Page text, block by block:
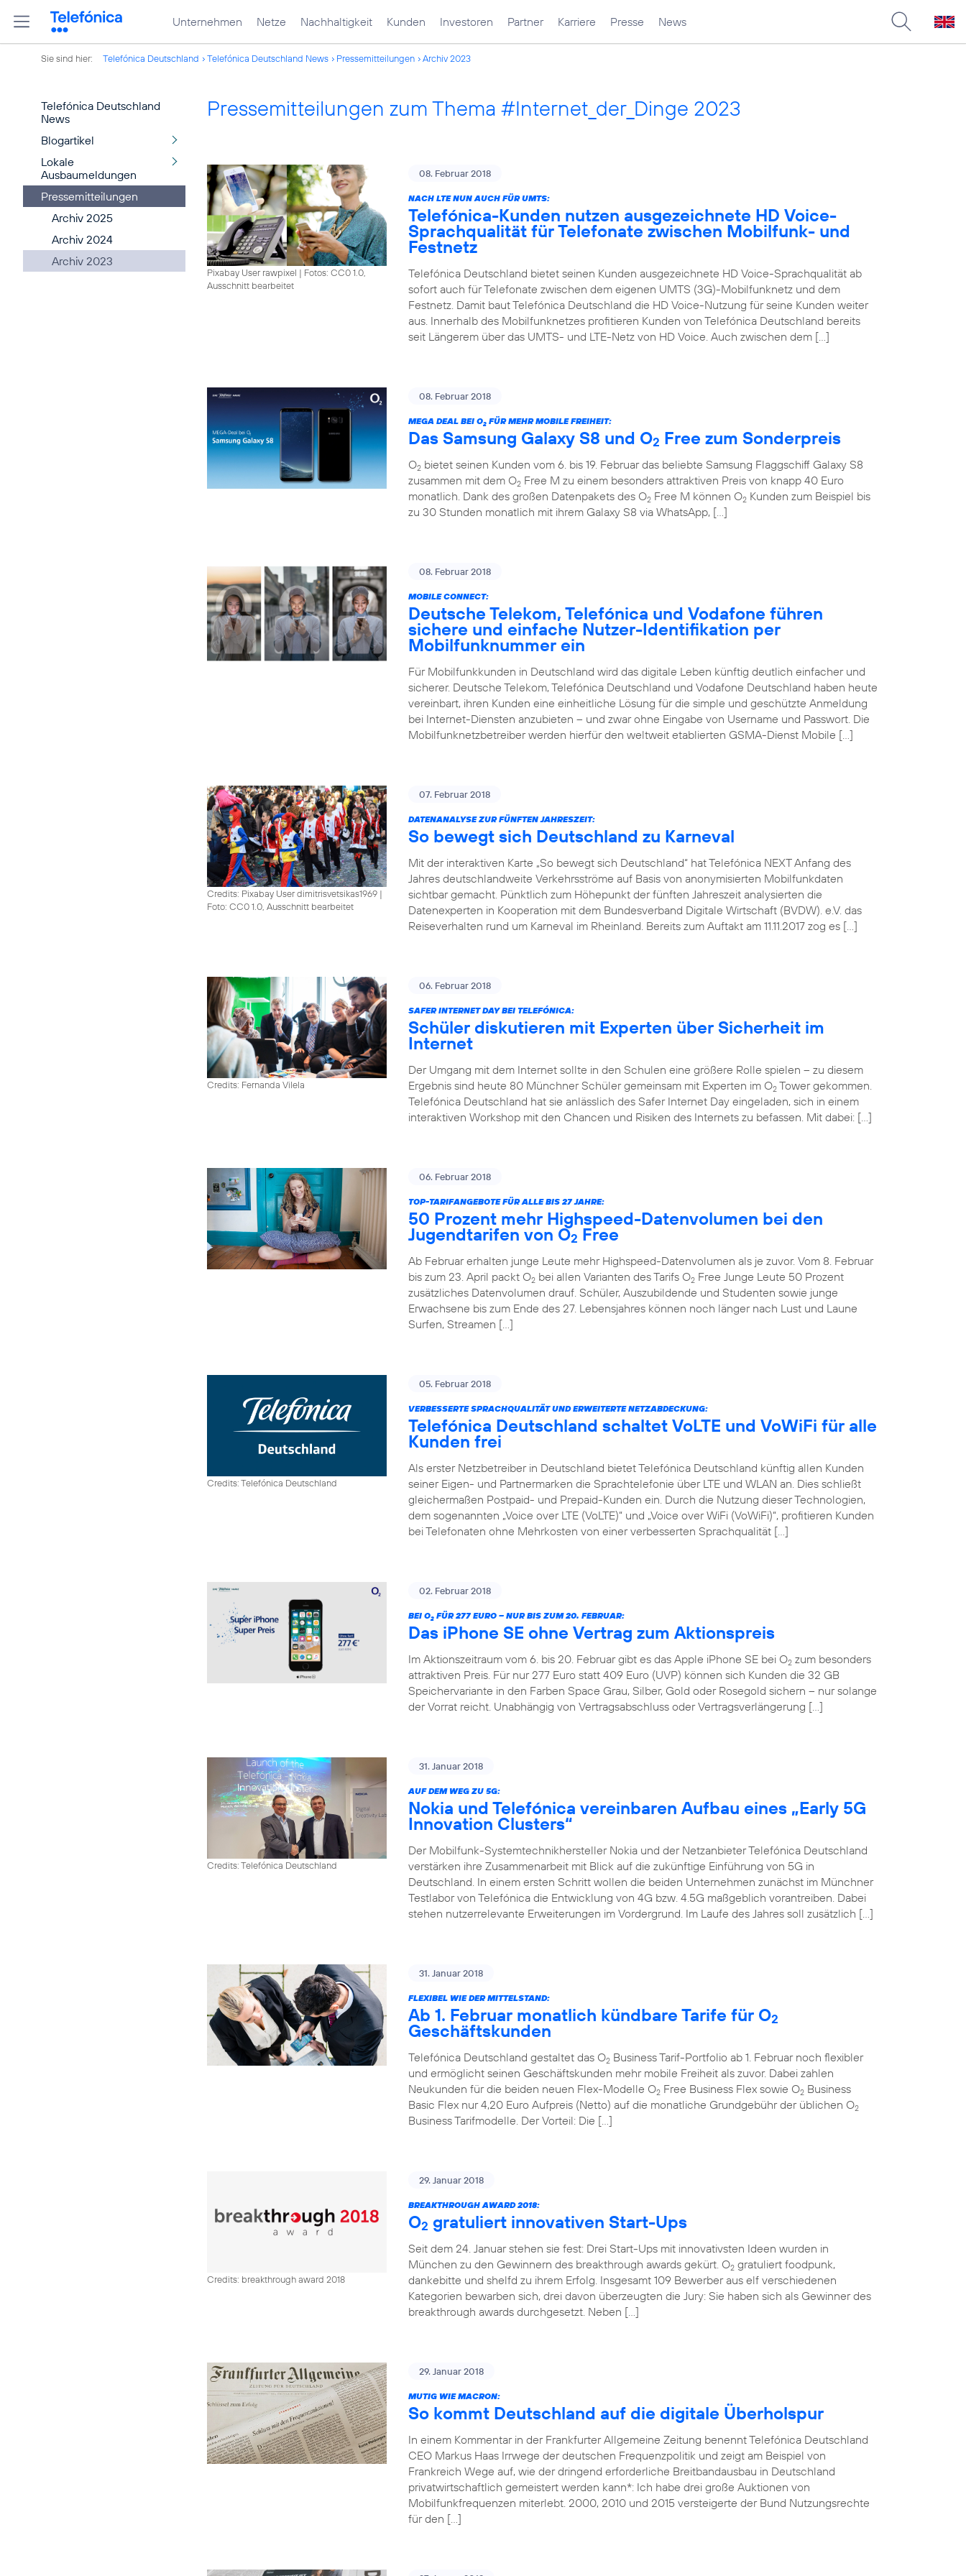
Unternehmen Netze Nachhaltigkeit Kunden Investoren Partner Karriere Presse News
Sie sind hier: Telefónica Deutschland Telefónica Deutschland News Pressemitteilungen Archiv 2023
Telefónica Deutschland
News
Blogartikel
Lokale
Ausbaumeldungen
Pressemitteilungen
Archiv 2025
Archiv 2024
Archiv 2023
Pressemitteilungen zum Thema #Internet_der_Dinge 2023
Pixabay User rawpixel | Fotos: CC0 1.0,
Ausschnitt bearbeitet
08. Februar 2018
NACH LTE NUN AUCH FÜR UMTS:
Telefónica-Kunden nutzen ausgezeichnete HD Voice-
Sprachqualität für Telefonate zwischen Mobilfunk- und
Festnetz
Telefónica Deutschland bietet seinen Kunden ausgezeichnete HD Voice-Sprachqualität ab
sofort auch für Telefonate zwischen dem eigenen UMTS (3G)-Mobilfunknetz und dem
Festnetz. Damit baut Telefónica Deutschland die HD Voice-Nutzung für seine Kunden weiter
aus. Innerhalb des Mobilfunknetzes profitieren Kunden von Telefónica Deutschland bereits
seit Längerem über das UMTS- und LTE-Netz von HD Voice. Auch zwischen dem […]
08. Februar 2018
MEGA DEAL BEI O2 FÜR MEHR MOBILE FREIHEIT:
Das Samsung Galaxy S8 und O2 Free zum Sonderpreis
O2 bietet seinen Kunden vom 6. bis 19. Februar das beliebte Samsung Flaggschiff Galaxy S8
zusammen mit dem O2 Free M zu einem besonders attraktiven Preis von knapp 40 Euro
monatlich. Dank des großen Datenpakets des O2 Free M können O2 Kunden zum Beispiel bis
zu 30 Stunden monatlich mit ihrem Galaxy S8 via WhatsApp, […]
08. Februar 2018
MOBILE CONNECT:
Deutsche Telekom, Telefónica und Vodafone führen
sichere und einfache Nutzer-Identifikation per
Mobilfunknummer ein
Für Mobilfunkkunden in Deutschland wird das digitale Leben künftig deutlich einfacher und
sicherer. Deutsche Telekom, Telefónica Deutschland und Vodafone Deutschland haben heute
vereinbart, ihren Kunden eine einheitliche Lösung für die simple und geschützte Anmeldung
bei Internet-Diensten anzubieten – und zwar ohne Eingabe von Username und Passwort. Die
Mobilfunknetzbetreiber werden hierfür den weltweit etablierten GSMA-Dienst Mobile […]
Credits: Pixabay User dimitrisvetsikas1969 |
Foto: CC0 1.0, Ausschnitt bearbeitet
07. Februar 2018
DATENANALYSE ZUR FÜNFTEN JAHRESZEIT:
So bewegt sich Deutschland zu Karneval
Mit der interaktiven Karte „So bewegt sich Deutschland“ hat Telefónica NEXT Anfang des
Jahres deutschlandweite Verkehrsströme auf Basis von anonymisierten Mobilfunkdaten
sichtbar gemacht. Pünktlich zum Höhepunkt der fünften Jahreszeit analysierten die
Datenexperten in Kooperation mit dem Bundesverband Digitale Wirtschaft (BVDW). e.V. das
Reiseverhalten rund um Karneval im Rheinland. Bereits zum Auftakt am 11.11.2017 zog es […]
Credits: Fernanda Vilela
06. Februar 2018
SAFER INTERNET DAY BEI TELEFÓNICA:
Schüler diskutieren mit Experten über Sicherheit im
Internet
Der Umgang mit dem Internet sollte in den Schulen eine größere Rolle spielen – zu diesem
Ergebnis sind heute 80 Münchner Schüler gemeinsam mit Experten im O2 Tower gekommen.
Telefónica Deutschland hat sie anlässlich des Safer Internet Day eingeladen, sich in einem
interaktiven Workshop mit den Chancen und Risiken des Internets zu befassen. Mit dabei: […]
06. Februar 2018
TOP-TARIFANGEBOTE FÜR ALLE BIS 27 JAHRE:
50 Prozent mehr Highspeed-Datenvolumen bei den
Jugendtarifen von O2 Free
Ab Februar erhalten junge Leute mehr Highspeed-Datenvolumen als je zuvor. Vom 8. Februar
bis zum 23. April packt O2 bei allen Varianten des Tarifs O2 Free Junge Leute 50 Prozent
zusätzliches Datenvolumen drauf. Schüler, Auszubildende und Studenten sowie junge
Erwachsene bis zum Ende des 27. Lebensjahres können noch länger nach Lust und Laune
Surfen, Streamen […]
Credits: Telefónica Deutschland
05. Februar 2018
VERBESSERTE SPRACHQUALITÄT UND ERWEITERTE NETZABDECKUNG:
Telefónica Deutschland schaltet VoLTE und VoWiFi für alle
Kunden frei
Als erster Netzbetreiber in Deutschland bietet Telefónica Deutschland künftig allen Kunden
seiner Eigen- und Partnermarken die Sprachtelefonie über LTE und WLAN an. Dies schließt
gleichermaßen Postpaid- und Prepaid-Kunden ein. Durch die Nutzung dieser Technologien,
dem sogenannten „Voice over LTE (VoLTE)“ und „Voice over WiFi (VoWiFi)“, profitieren Kunden
bei Telefonaten ohne Mehrkosten von einer verbesserten Sprachqualität […]
02. Februar 2018
BEI O2 FÜR 277 EURO – NUR BIS ZUM 20. FEBRUAR:
Das iPhone SE ohne Vertrag zum Aktionspreis
Im Aktionszeitraum vom 6. bis 20. Februar gibt es das Apple iPhone SE bei O2 zum besonders
attraktiven Preis. Für nur 277 Euro statt 409 Euro (UVP) können sich Kunden die 32 GB
Speichervariante in den Farben Space Grau, Silber, Gold oder Rosegold sichern – nur solange
der Vorrat reicht. Unabhängig von Vertragsabschluss oder Vertragsverlängerung […]
Credits: Telefónica Deutschland
31. Januar 2018
AUF DEM WEG ZU 5G:
Nokia und Telefónica vereinbaren Aufbau eines „Early 5G
Innovation Clusters“
Der Mobilfunk-Systemtechnikhersteller Nokia und der Netzanbieter Telefónica Deutschland
verstärken ihre Zusammenarbeit mit Blick auf die zukünftige Einführung von 5G in
Deutschland. In einem ersten Schritt wollen die beiden Unternehmen zunächst im Münchner
Testlabor von Telefónica die Entwicklung von 4G bzw. 4.5G maßgeblich vorantreiben. Dabei
stehen nutzerrelevante Erweiterungen im Vordergrund. Im Laufe des Jahres soll zusätzlich […]
31. Januar 2018
FLEXIBEL WIE DER MITTELSTAND:
Ab 1. Februar monatlich kündbare Tarife für O2
Geschäftskunden
Telefónica Deutschland gestaltet das O2 Business Tarif-Portfolio ab 1. Februar noch flexibler
und ermöglicht seinen Geschäftskunden mehr mobile Freiheit als zuvor. Dabei zahlen
Neukunden für die beiden neuen Flex-Modelle O2 Free Business Flex sowie O2 Business
Basic Flex nur 4,20 Euro Aufpreis (Netto) auf die monatliche Grundgebühr der üblichen O2
Business Tarifmodelle. Der Vorteil: Die […]
Credits: breakthrough award 2018
29. Januar 2018
BREAKTHROUGH AWARD 2018:
O2 gratuliert innovativen Start-Ups
Seit dem 24. Januar stehen sie fest: Drei Start-Ups mit innovativsten Ideen wurden in
München zu den Gewinnern des breakthrough awards gekürt. O2 gratuliert foodpunk,
dankebitte und shelfd zu ihrem Erfolg. Insgesamt 109 Bewerber aus elf verschiedenen
Kategorien bewarben sich, drei davon überzeugten die Jury: Sie haben sich als Gewinner des
breakthrough awards durchgesetzt. Neben […]
29. Januar 2018
MUTIG WIE MACRON:
So kommt Deutschland auf die digitale Überholspur
In einem Kommentar in der Frankfurter Allgemeine Zeitung benennt Telefónica Deutschland
CEO Markus Haas Irrwege der deutschen Frequenzpolitik und zeigt am Beispiel von
Frankreich Wege auf, wie der dringend erforderliche Breitbandausbau in Deutschland
privatwirtschaftlich gemeistert werden kann*: Ich habe drei große Auktionen von
Mobilfunkfrequenzen miterlebt. 2000, 2010 und 2015 versteigerte der Bund Nutzungsrechte
für den […]